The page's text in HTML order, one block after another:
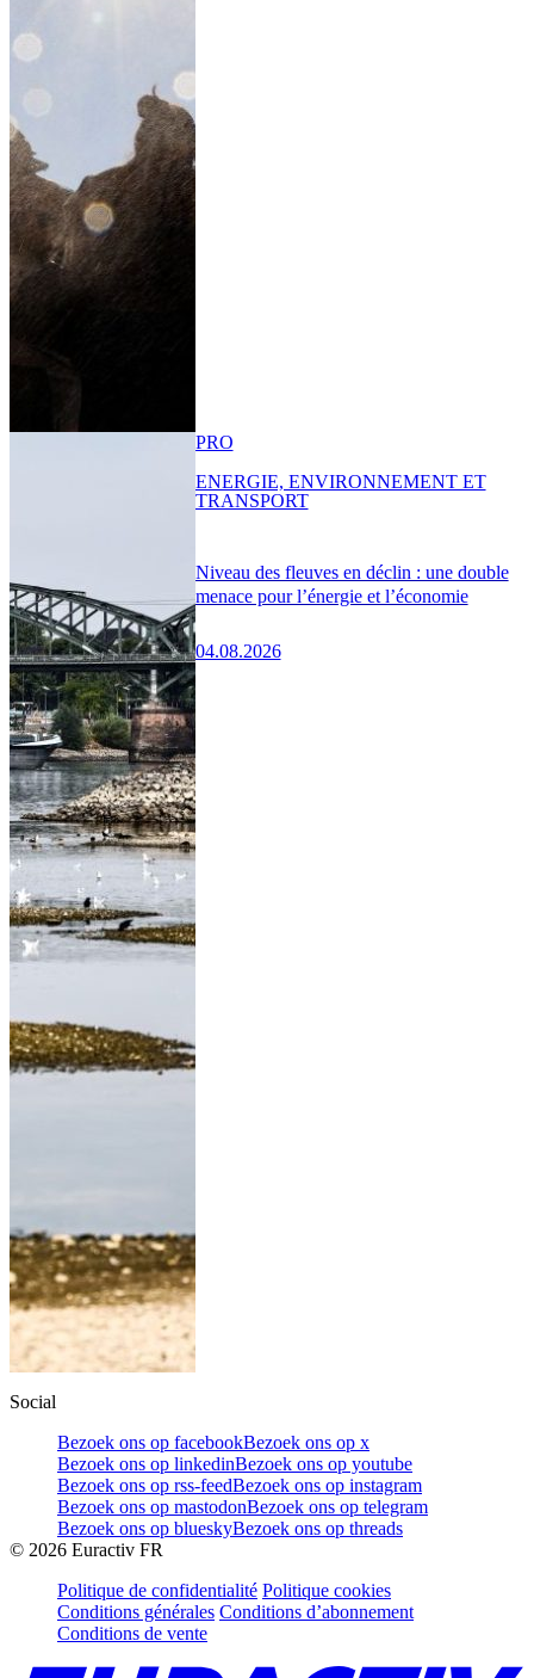
Niveau des fleuves en déclin : une double
menace pour l’énergie et l’économie
04.08.2026
PRO
ENERGIE, ENVIRONNEMENT ET
TRANSPORT
Social
Bezoek ons op facebookBezoek ons op x
Bezoek ons op linkedinBezoek ons op youtube
Bezoek ons op rss-feedBezoek ons op instagram
Bezoek ons op mastodonBezoek ons op telegram
Bezoek ons op blueskyBezoek ons op threads
© 2026 Euractiv FR
Politique de confidentialité Politique cookies
Conditions générales Conditions d’abonnement
Conditions de vente